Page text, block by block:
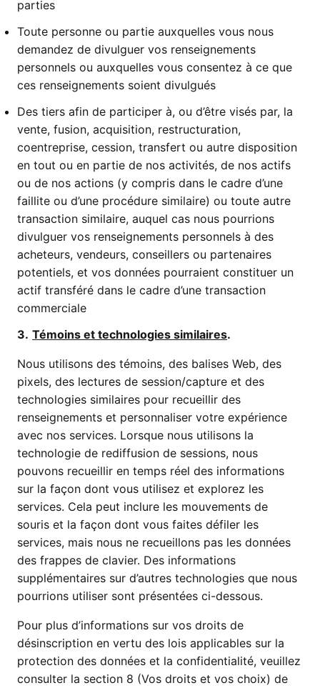
parties
Toute personne ou partie auxquelles vous nous
demandez de divulguer vos renseignements
personnels ou auxquelles vous consentez à ce que
ces renseignements soient divulgués
Des tiers afin de participer à, ou d’être visés par, la
vente, fusion, acquisition, restructuration,
coentreprise, cession, transfert ou autre disposition
en tout ou en partie de nos activités, de nos actifs
ou de nos actions (y compris dans le cadre d’une
faillite ou d’une procédure similaire) ou toute autre
transaction similaire, auquel cas nous pourrions
divulguer vos renseignements personnels à des
acheteurs, vendeurs, conseillers ou partenaires
potentiels, et vos données pourraient constituer un
actif transféré dans le cadre d’une transaction
commerciale
3. Témoins et technologies similaires.
Nous utilisons des témoins, des balises Web, des
pixels, des lectures de session/capture et des
technologies similaires pour recueillir des
renseignements et personnaliser votre expérience
avec nos services. Lorsque nous utilisons la
technologie de rediffusion de sessions, nous
pouvons recueillir en temps réel des informations
sur la façon dont vous utilisez et explorez les
services. Cela peut inclure les mouvements de
souris et la façon dont vous faites défiler les
services, mais nous ne recueillons pas les données
des frappes de clavier. Des informations
supplémentaires sur d’autres technologies que nous
pourrions utiliser sont présentées ci-dessous.
Pour plus d’informations sur vos droits de
désinscription en vertu des lois applicables sur la
protection des données et la confidentialité, veuillez
consulter la section 8 (Vos droits et vos choix) de